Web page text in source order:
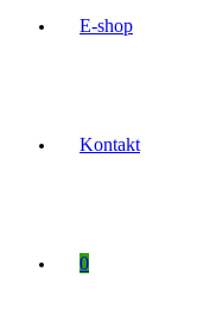
E-shop
Kontakt
0